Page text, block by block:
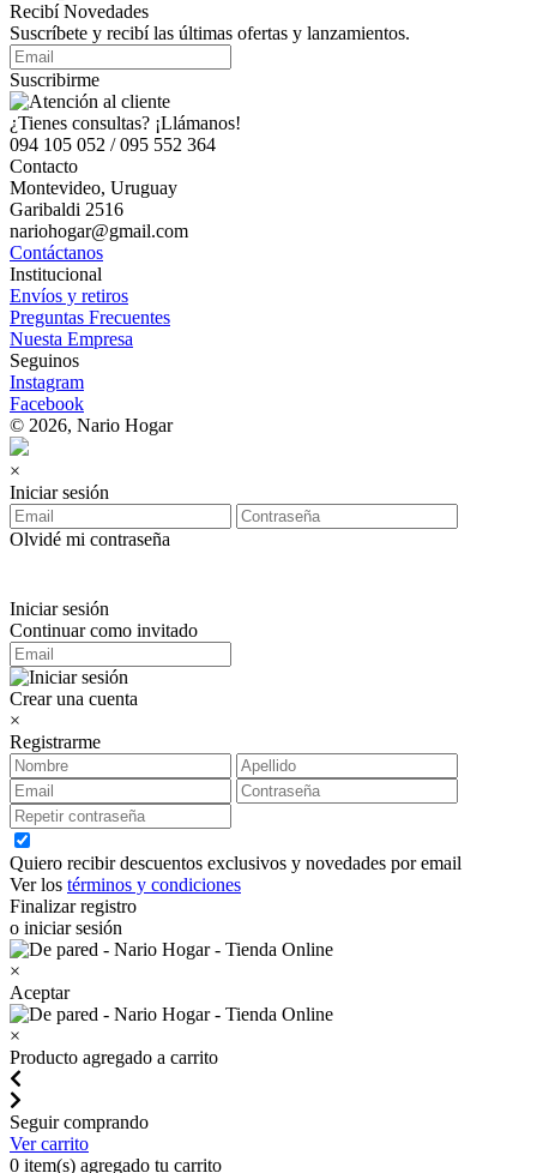
Recibí Novedades
Suscríbete y recibí las últimas ofertas y lanzamientos.
Suscribirme
¿Tienes consultas? ¡Llámanos!
094 105 052 / 095 552 364
Contacto
Montevideo, Uruguay
Garibaldi 2516
nariohogar@gmail.com
Contáctanos
Institucional
Envíos y retiros
Preguntas Frecuentes
Nuesta Empresa
Seguinos
Instagram
Facebook
© 2026, Nario Hogar
×
Iniciar sesión
Olvidé mi contraseña
Iniciar sesión
Continuar como invitado
Crear una cuenta
×
Registrarme
Quiero recibir descuentos exclusivos y novedades por email
Ver los términos y condiciones
Finalizar registro
o iniciar sesión
×
Aceptar
×
Producto agregado a carrito
Seguir comprando
Ver carrito
0 item(s) agregado tu carrito